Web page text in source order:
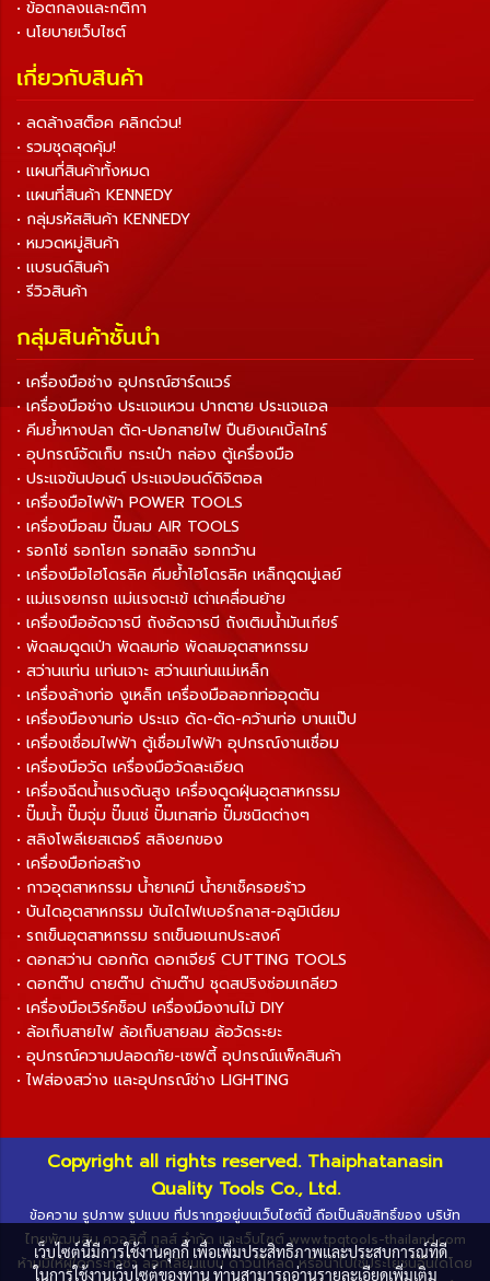
• ข้อตกลงและกติกา
• นโยบายเว็บไซต์
เกี่ยวกับสินค้า
• ลดล้างสต็อค คลิกด่วน!
• รวมชุดสุดคุ้ม!
• แผนที่สินค้าทั้งหมด
• แผนที่สินค้า KENNEDY
• กลุ่มรหัสสินค้า KENNEDY
• หมวดหมู่สินค้า
• แบรนด์สินค้า
• รีวิวสินค้า
กลุ่มสินค้าชั้นนำ
• เครื่องมือช่าง อุปกรณ์ฮาร์ดแวร์
• เครื่องมือช่าง ประแจแหวน ปากตาย ประแจแอล
• คีมย้ำหางปลา ตัด-ปอกสายไฟ ปืนยิงเคเบิ้ลไทร์
• อุปกรณ์จัดเก็บ กระเป๋า กล่อง ตู้เครื่องมือ
• ประแจขันปอนด์ ประแจปอนด์ดิจิตอล
• เครื่องมือไฟฟ้า POWER TOOLS
• เครื่องมือลม ปั๊มลม AIR TOOLS
• รอกโซ่ รอกโยก รอกสลิง รอกกว้าน
• เครื่องมือไฮโดรลิค คีมย้ำไฮโดรลิค เหล็กดูดมู่เลย์
• แม่แรงยกรถ แม่แรงตะเข้ เต่าเคลื่อนย้าย
• เครื่องมืออัดจารบี ถังอัดจารบี ถังเติมน้ำมันเกียร์
• พัดลมดูดเป่า พัดลมท่อ พัดลมอุตสาหกรรม
• สว่านแท่น แท่นเจาะ สว่านแท่นแม่เหล็ก
• เครื่องล้างท่อ งูเหล็ก เครื่องมือลอกท่ออุดตัน
• เครื่องมืองานท่อ ประแจ ดัด-ตัด-คว้านท่อ บานแป๊ป
• เครื่องเชื่อมไฟฟ้า ตู้เชื่อมไฟฟ้า อุปกรณ์งานเชื่อม
• เครื่องมือวัด เครื่องมือวัดละเอียด
• เครื่องฉีดน้ำแรงดันสูง เครื่องดูดฝุ่นอุตสาหกรรม
• ปั๊มน้ำ ปั๊มจุ่ม ปั๊มแช่ ปั๊มเทสท่อ ปั๊มชนิดต่างๆ
• สลิงโพลีเยสเตอร์ สลิงยกของ
• เครื่องมือก่อสร้าง
• กาวอุตสาหกรรม น้ำยาเคมี น้ำยาเช็ครอยร้าว
• บันไดอุตสาหกรรม บันไดไฟเบอร์กลาส-อลูมิเนียม
• รถเข็นอุตสาหกรรม รถเข็นอเนกประสงค์
• ดอกสว่าน ดอกกัด ดอกเจียร์ CUTTING TOOLS
• ดอกต๊าป ดายต๊าป ด้ามต๊าป ชุดสปริงซ่อมเกลียว
• เครื่องมือเวิร์คช็อป เครื่องมืองานไม้ DIY
• ล้อเก็บสายไฟ ล้อเก็บสายลม ล้อวัดระยะ
• อุปกรณ์ความปลอดภัย-เซฟตี้ อุปกรณ์แพ็คสินค้า
• ไฟส่องสว่าง และอุปกรณ์ช่าง LIGHTING
Copyright all rights reserved. Thaiphatanasin
Quality Tools Co., Ltd.
ข้อความ รูปภาพ รูปแบบ ที่ปรากฏอยู่บนเว็บไซต์นี้ ถือเป็นลิขสิทธิ์ของ บริษัท
ไทยพัฒนสิน ควอลิตี้ ทูลส์ จำกัด และเว็บไซต์ www.tpqtools-thailand.com
ห้ามมิให้ผู้ใดกระทำซ้ำ ลอกเลียนแบบ ดาวน์โหลด หรือนำไปใช้ประโยชน์อื่นใดโดย
เว็บไซต์นี้มีการใช้งานคุกกี้ เพื่อเพิ่มประสิทธิภาพและประสบการณ์ที่ดี
ในการใช้งานเว็บไซต์ของท่าน ท่านสามารถอ่านรายละเอียดเพิ่มเติม